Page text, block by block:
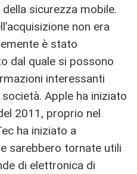
sicurezza mobile.
non era
è stato
dal quale si possono
interessanti
Apple ha iniziato
2011, proprio nel
ha iniziato a
sarebbero tornate utili
di elettronica di